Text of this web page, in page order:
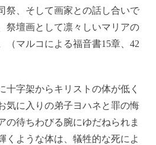
祭、そして画家との話し合いで
祭壇画として凛々しいマリアの
（マルコによる福音書15章、42
十字架からキリストの体が低く
気に入りの弟子ヨハネと罪の悔
の待ちわびる腕にゆだねられま
くような体は、犠牲的な死によ